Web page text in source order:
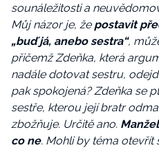
sounáležitosti a
Můj názor je, že postavit
„buď já, anebo sestra“,
přičemž Zdeňka, která
nadále dotovat sestru,
pak spokojená? Zdeňka se
sestře, kterou její bratr
zbožňuje. Určitě ano.
co ne. Mohli by téma otevřít